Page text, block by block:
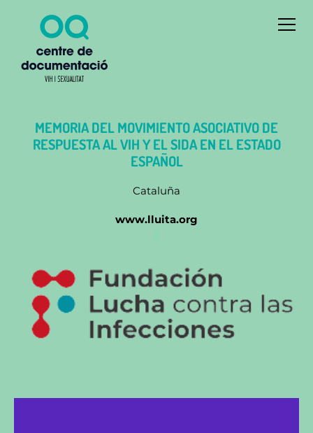
MEMORIA DEL MOVIMIENTO ASOCIATIVO DE
RESPUESTA AL VIH Y EL SIDA EN EL ESTADO
ESPAÑOL
Cataluña
www.lluita.org